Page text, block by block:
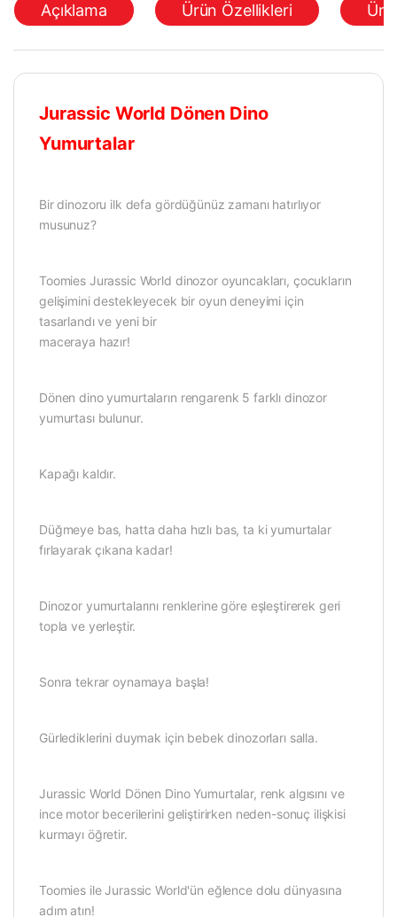
Açıklama Ürün Özellikleri
Jurassic World Dönen Dino
Yumurtalar
Bir dinozoru ilk defa gördüğünüz zamanı hatırlıyor
musunuz?
Toomies Jurassic World dinozor oyuncakları, çocukların
gelişimini destekleyecek bir oyun deneyimi için
tasarlandı ve yeni bir
maceraya hazır!
Dönen dino yumurtaların rengarenk 5 farklı dinozor
yumurtası bulunur.
Kapağı kaldır.
Düğmeye bas, hatta daha hızlı bas, ta ki yumurtalar
fırlayarak çıkana kadar!
Dinozor yumurtalarını renklerine göre eşleştirerek geri
topla ve yerleştir.
Sonra tekrar oynamaya başla!
Gürlediklerini duymak için bebek dinozorları salla.
Jurassic World Dönen Dino Yumurtalar, renk algısını ve
ince motor becerilerini geliştirirken neden-sonuç ilişkisi
kurmayı öğretir.
Toomies ile Jurassic World'ün eğlence dolu dünyasına
adım atın!